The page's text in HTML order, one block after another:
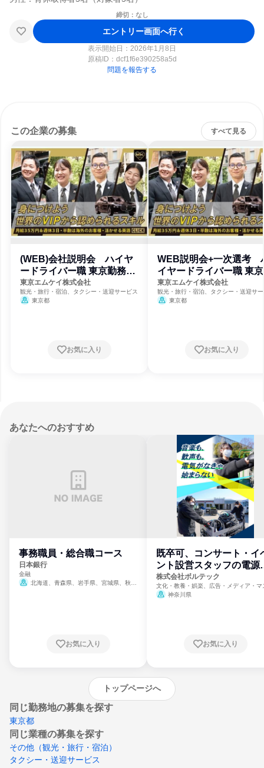
締切：なし
エントリー画面へ行く
表示開始日：2026年1月8日
原稿ID： dcf1f6e390258a5d
問題を報告する
この企業の募集 すべて見る
(WEB)会社説明会 ハイヤ
ードライバー職 東京勤務確
約
東京エムケイ株式会社
観光・旅行・宿泊、タクシー・送迎サービス
東京都
お気に入り
WEB説明会+一次選考
イヤードライバー職 東
務確約
東京エムケイ株式会社
観光・旅行・宿泊、タクシー・送迎サ
東京都
お気に入り
あなたへのおすすめ
事務職員・総合職コース
日本銀行
金融
北海道、青森県、岩手県、宮城県、秋田
崎県、熊本県、大分県、宮崎県、鹿児島県、
お気に入り
既卒可、コンサート・イ
ント設営スタッフの電源
門
株式会社ボルテック
文化・教養・娯楽、広告・メディア・マ
ミ、電力・ガス・水道・エネルギー
神奈川県
お気に入り
トップページへ
同じ勤務地の募集を探す
東京都
同じ業種の募集を探す
その他（観光・旅行・宿泊）
タクシー・送迎サービス